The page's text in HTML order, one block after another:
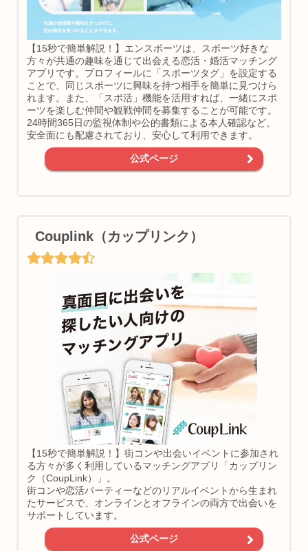
【15秒で簡単解説！】エンスポーツは、スポーツ好きな
方々が共通の趣味を通じて出会える恋活・婚活マッチング
アプリです。プロフィールに「スポーツタグ」を設定する
ことで、同じスポーツに興味を持つ相手を簡単に見つけら
れます。また、「スポ活」機能を活用すれば、一緒にスポ
ーツを楽しむ仲間や観戦仲間を募集することが可能です。
24時間365日の監視体制や公的書類による本人確認など、
安全面にも配慮されており、安心して利用できます。
公式ページ
Couplink（カップリンク）
【15秒で簡単解説！】街コンや出会いイベントに参加され
る方々が多く利用しているマッチングアプリ「カップリン
ク（CoupLink）」。
街コンや恋活パーティーなどのリアルイベントから生まれ
たサービスで、オンラインとオフラインの両方で出会いを
サポートしています。
公式ページ